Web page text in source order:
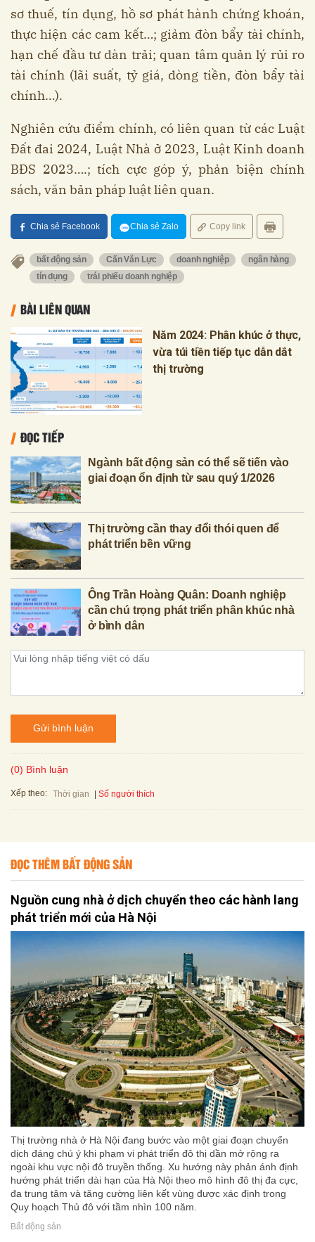
sơ thuế, tín dụng, hồ sơ phát hành chứng khoán,
thực hiện các cam kết…; giảm đòn bẩy tài chính,
hạn chế đầu tư dàn trải; quan tâm quản lý rủi ro
tài chính (lãi suất, tỷ giá, dòng tiền, đòn bẩy tài
chính…).
Nghiên cứu điểm chính, có liên quan từ các Luật
Đất đai 2024, Luật Nhà ở 2023, Luật Kinh doanh
BĐS 2023….; tích cực góp ý, phản biện chính
sách, văn bản pháp luật liên quan.
Chia sẻ Facebook Chia sẻ Zalo Copy link
bất động sản Cấn Văn Lực doanh nghiệp
ngân hàng
tín dụng
trái phiếu doanh nghiệp
BÀI LIÊN QUAN
Năm 2024: Phân khúc ở thực,
vừa túi tiền tiếp tục dẫn dắt
thị trường
ĐỌC TIẾP
Ngành bất động sản có thể sẽ tiến vào
giai đoạn ổn định từ sau quý 1/2026
Thị trường cần thay đổi thói quen để
phát triển bền vững
Ông Trần Hoàng Quân: Doanh nghiệp
cần chú trọng phát triển phân khúc nhà
ở bình dân
Gửi bình luận
(0) Bình luận
Xếp theo: Thời gian Số người thích
ĐỌC THÊM BẤT ĐỘNG SẢN
Nguồn cung nhà ở dịch chuyển theo các hành lang
phát triển mới của Hà Nội
Thị trường nhà ở Hà Nội đang bước vào một giai đoạn chuyển
dịch đáng chú ý khi phạm vi phát triển đô thị dần mở rộng ra
ngoài khu vực nội đô truyền thống. Xu hướng này phản ánh định
hướng phát triển dài hạn của Hà Nội theo mô hình đô thị đa cực,
đa trung tâm và tăng cường liên kết vùng được xác định trong
Quy hoạch Thủ đô với tầm nhìn 100 năm.
Bất động sản